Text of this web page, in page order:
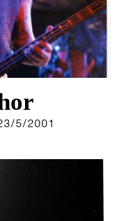
TICKETS
5/2001